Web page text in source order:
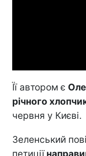
Її автором є
річного
червня у Києві.
Зеленський
петиції